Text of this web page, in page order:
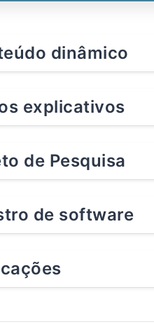
dinâmico
explicativos
de Pesquisa
de software